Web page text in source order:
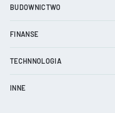
BUDOWNICTWO
FINANSE
TECHNNOLOGIA
INNE